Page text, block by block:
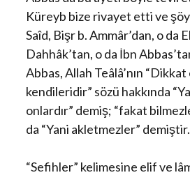
Küreyb bize rivayet etti ve
Saîd, Bişr b. Ammâr’dan, o da
Dahhâk’tan, o da İbn
Abbas, Allah Teâlâ’nın
kendileridir” sözü hakkında
onlardır” demiş; “fakat
da “Yani akletmezler” demiştir.
“Sefihler” kelimesine elif ve